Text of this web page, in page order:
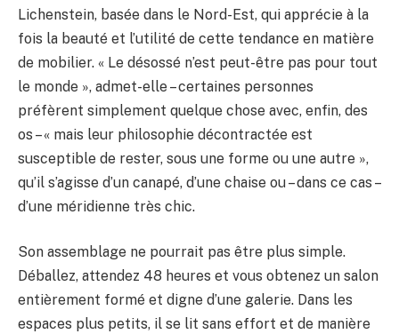
Lichenstein, basée dans le Nord-Est, qui apprécie à la
fois la beauté et l’utilité de cette tendance en matière
de mobilier. « Le désossé n’est peut-être pas pour tout
le monde », admet-elle – certaines personnes
préfèrent simplement quelque chose avec, enfin, des
os – « mais leur philosophie décontractée est
susceptible de rester, sous une forme ou une autre »,
qu’il s’agisse d’un canapé, d’une chaise ou – dans ce cas –
d’une méridienne très chic.
Son assemblage ne pourrait pas être plus simple.
Déballez, attendez 48 heures et vous obtenez un salon
entièrement formé et digne d’une galerie. Dans les
espaces plus petits, il se lit sans effort et de manière